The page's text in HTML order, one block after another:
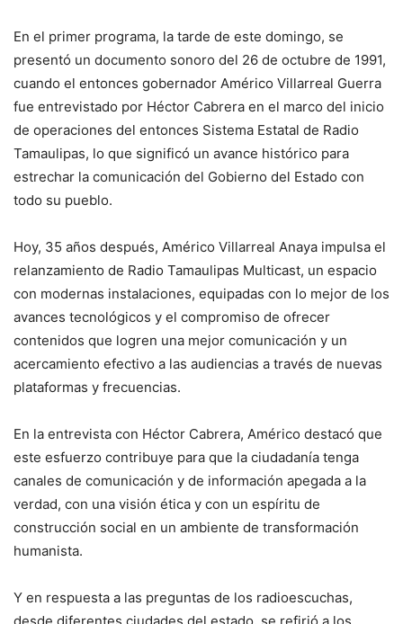
En el primer programa, la tarde de este domingo, se
presentó un documento sonoro del 26 de octubre de 1991,
cuando el entonces gobernador Américo Villarreal Guerra
fue entrevistado por Héctor Cabrera en el marco del inicio
de operaciones del entonces Sistema Estatal de Radio
Tamaulipas, lo que significó un avance histórico para
estrechar la comunicación del Gobierno del Estado con
todo su pueblo.
Hoy, 35 años después, Américo Villarreal Anaya impulsa el
relanzamiento de Radio Tamaulipas Multicast, un espacio
con modernas instalaciones, equipadas con lo mejor de los
avances tecnológicos y el compromiso de ofrecer
contenidos que logren una mejor comunicación y un
acercamiento efectivo a las audiencias a través de nuevas
plataformas y frecuencias.
En la entrevista con Héctor Cabrera, Américo destacó que
este esfuerzo contribuye para que la ciudadanía tenga
canales de comunicación y de información apegada a la
verdad, con una visión ética y con un espíritu de
construcción social en un ambiente de transformación
humanista.
Y en respuesta a las preguntas de los radioescuchas,